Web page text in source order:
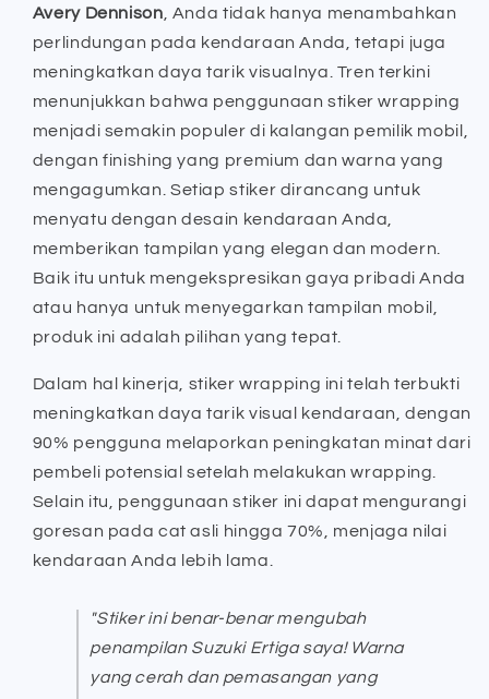
Avery Dennison , Anda tidak hanya menambahkan
perlindungan pada kendaraan Anda, tetapi juga
meningkatkan daya tarik visualnya. Tren terkini
menunjukkan bahwa penggunaan stiker wrapping
menjadi semakin populer di kalangan pemilik mobil,
dengan finishing yang premium dan warna yang
mengagumkan. Setiap stiker dirancang untuk
menyatu dengan desain kendaraan Anda,
memberikan tampilan yang elegan dan modern.
Baik itu untuk mengekspresikan gaya pribadi Anda
atau hanya untuk menyegarkan tampilan mobil,
produk ini adalah pilihan yang tepat.
Dalam hal kinerja, stiker wrapping ini telah terbukti
meningkatkan daya tarik visual kendaraan, dengan
90% pengguna melaporkan peningkatan minat dari
pembeli potensial setelah melakukan wrapping.
Selain itu, penggunaan stiker ini dapat mengurangi
goresan pada cat asli hingga 70%, menjaga nilai
kendaraan Anda lebih lama.
"Stiker ini benar-benar mengubah
penampilan Suzuki Ertiga saya! Warna
yang cerah dan pemasangan yang